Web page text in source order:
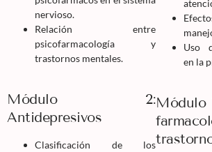
nervioso.
Relación entre
psicofarmacología y
trastornos mentales.
Módulo 2:
Antidepresivos
Clasificación de los
Uso
en la
Módulo